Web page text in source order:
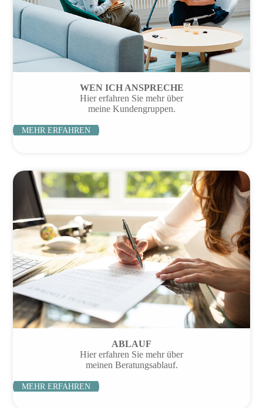
WEN ICH ANSPRECHE
Hier erfahren Sie mehr über
meine Kundengruppen.
MEHR ERFAHREN
ABLAUF
Hier erfahren Sie mehr über
meinen Beratungsablauf.
MEHR ERFAHREN